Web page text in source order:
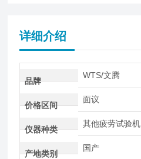
详细介绍
品牌
WTS/文腾
价格区间
面议
仪器种类
其他疲劳试验机
产地类别
国产